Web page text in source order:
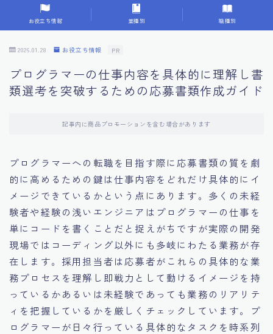
9.転職成功者の事例分析とアドバイス
10.面接官に好印象を与える方法
11.キャリアアップを目指す人の応募書類
14.デジタル化やAIの進化がもたらす影響
お役立ち情報 業種別 職種別
2026.01.28 お役立ち情報 PR
プログラマーの仕事内容を具体的に理解し書
類選考を突破するための応募書類作成ガイド
記事内に商品プロモーションを含む場合があります
プログラマーへの転職を目指す際に応募書類の質を劇
的に高めるための鍵は仕事内容をどれだけ具体的にイ
メージできているかという点にあります。多くの未経
験者や経験の浅いエンジニアはプログラマーの仕事を
単にコードを書くことだと捉えがちですが実際の開発
現場ではコーディング以外にも多岐にわたる業務が存
在します。採用担当者は応募者がこれらの具体的な業
務プロセスを理解し即戦力として動けるイメージを持
っているかあるいは未経験であっても業務のリアリテ
ィを把握しているかを厳しくチェックしています。プ
ログラマーが日々行っている具体的なタスクを時系列